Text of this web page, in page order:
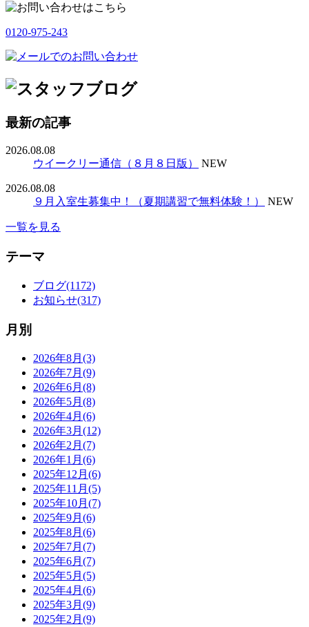
0120-975-243
最新の記事
2026.08.08
ウイークリー通信（８月８日版）
NEW
2026.08.08
９月入室生募集中！（夏期講習で無料体験！）
NEW
一覧を見る
テーマ
ブログ(1172)
お知らせ(317)
月別
2026年8月(3)
2026年7月(9)
2026年6月(8)
2026年5月(8)
2026年4月(6)
2026年3月(12)
2026年2月(7)
2026年1月(6)
2025年12月(6)
2025年11月(5)
2025年10月(7)
2025年9月(6)
2025年8月(6)
2025年7月(7)
2025年6月(7)
2025年5月(5)
2025年4月(6)
2025年3月(9)
2025年2月(9)